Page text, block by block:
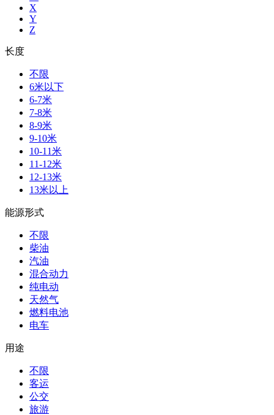
X
Y
Z
长度
不限
6米以下
6-7米
7-8米
8-9米
9-10米
10-11米
11-12米
12-13米
13米以上
能源形式
不限
柴油
汽油
混合动力
纯电动
天然气
燃料电池
电车
用途
不限
客运
公交
旅游